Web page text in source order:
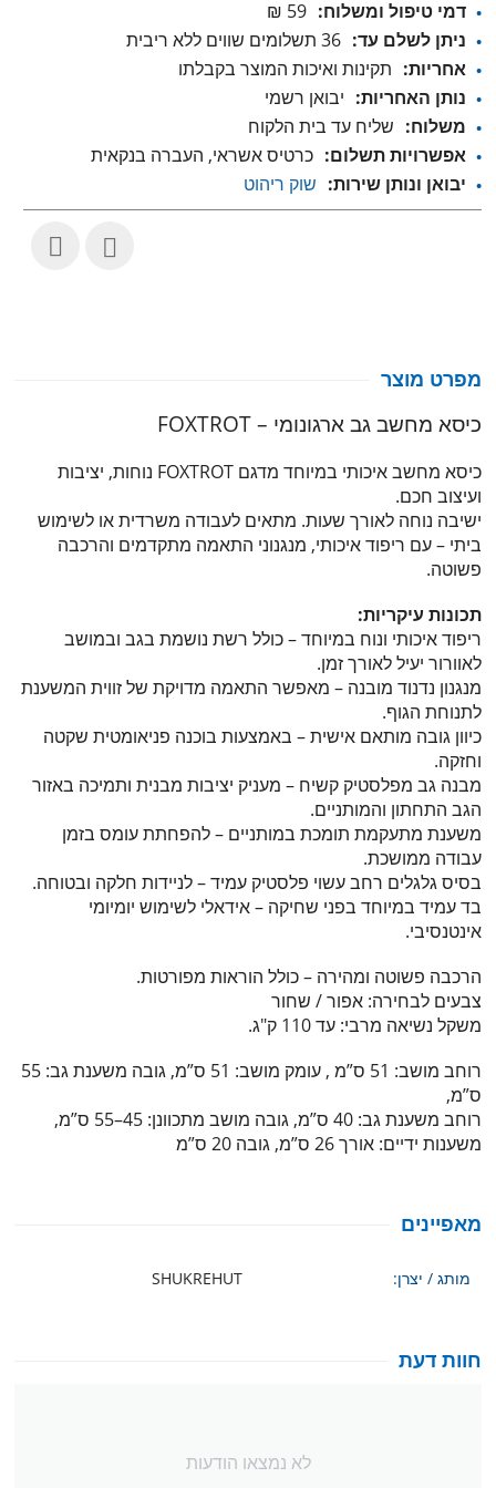
דמי טיפול ומשלוח: 59 ₪
ניתן לשלם עד: 36 תשלומים שווים ללא ריבית
אחריות: תקינות ואיכות המוצר בקבלתו
נותן האחריות: יבואן רשמי
משלוח: שליח עד בית הלקוח
אפשרויות תשלום: כרטיס אשראי, העברה בנקאית
יבואן ונותן שירות: שוק ריהוט
מפרט מוצר
כיסא מחשב גב ארגונומי – FOXTROT
כיסא מחשב איכותי במיוחד מדגם FOXTROT נוחות, יציבות
ועיצוב חכם.
ישיבה נוחה לאורך שעות. מתאים לעבודה משרדית או לשימוש
ביתי – עם ריפוד איכותי, מנגנוני התאמה מתקדמים והרכבה
פשוטה.
תכונות עיקריות:
ריפוד איכותי ונוח במיוחד – כולל רשת נושמת בגב ובמושב
לאוורור יעיל לאורך זמן.
מנגנון נדנוד מובנה – מאפשר התאמה מדויקת של זווית המשענת
לתנוחת הגוף.
כיוון גובה מותאם אישית – באמצעות בוכנה פניאומטית שקטה
וחזקה.
מבנה גב מפלסטיק קשיח – מעניק יציבות מבנית ותמיכה באזור
הגב התחתון והמותניים.
משענת מתעקמת תומכת במותניים – להפחתת עומס בזמן
עבודה ממושכת.
בסיס גלגלים רחב עשוי פלסטיק עמיד – לניידות חלקה ובטוחה.
בד עמיד במיוחד בפני שחיקה – אידאלי לשימוש יומיומי
אינטנסיבי.
הרכבה פשוטה ומהירה – כולל הוראות מפורטות.
צבעים לבחירה: אפור / שחור
משקל נשיאה מרבי: עד 110 ק"ג.
רוחב מושב: 51 ס”מ , עומק מושב: 51 ס”מ, גובה משענת גב: 55
ס”מ,
רוחב משענת גב: 40 ס”מ, גובה מושב מתכוונן: 45–55 ס”מ,
משענות ידיים: אורך 26 ס”מ, גובה 20 ס”מ
מאפיינים
מותג / יצרן: SHUKREHUT
חוות דעת
לא נמצאו הודעות